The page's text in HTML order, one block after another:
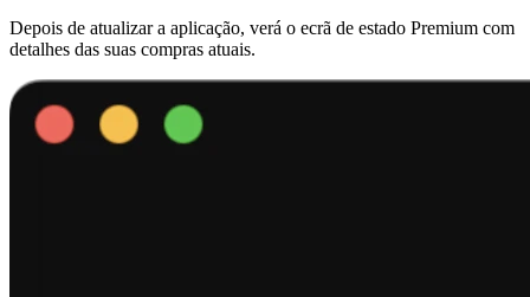
Depois de atualizar a aplicação, verá o ecrã de estado Premium com
detalhes das suas compras atuais.